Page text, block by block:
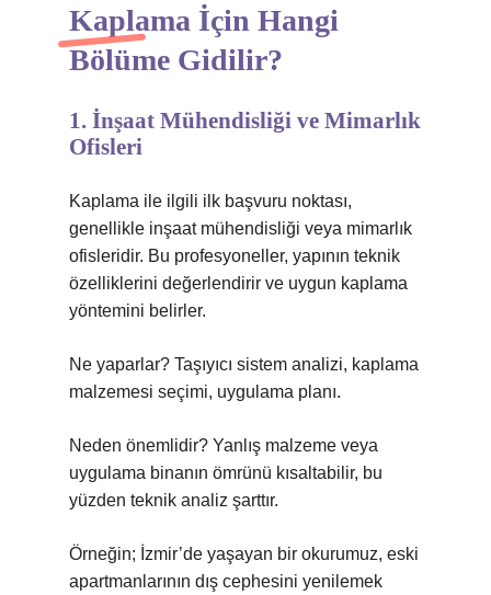
Kaplama İçin Hangi
Bölüme Gidilir?
1. İnşaat Mühendisliği ve Mimarlık
Ofisleri
Kaplama ile ilgili ilk başvuru noktası,
genellikle inşaat mühendisliği veya mimarlık
ofisleridir. Bu profesyoneller, yapının teknik
özelliklerini değerlendirir ve uygun kaplama
yöntemini belirler.
Ne yaparlar? Taşıyıcı sistem analizi, kaplama
malzemesi seçimi, uygulama planı.
Neden önemlidir? Yanlış malzeme veya
uygulama binanın ömrünü kısaltabilir, bu
yüzden teknik analiz şarttır.
Örneğin; İzmir’de yaşayan bir okurumuz, eski
apartmanlarının dış cephesini yenilemek